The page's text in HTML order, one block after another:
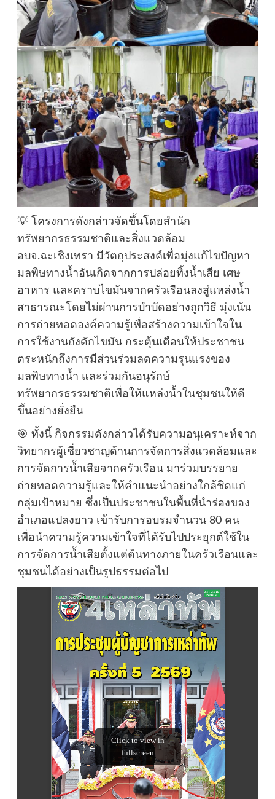
💡 โครงการดังกล่าวจัดขึ้นโดยสำนัก
ทรัพยากรธรรมชาติและสิ่งแวดล้อม
อบจ.ฉะเชิงเทรา มีวัตถุประสงค์เพื่อมุ่งแก้ไขปัญหา
มลพิษทางน้ำอันเกิดจากการปล่อยทิ้งน้ำเสีย เศษ
อาหาร และคราบไขมันจากครัวเรือนลงสู่แหล่งน้ำ
สาธารณะโดยไม่ผ่านการบำบัดอย่างถูกวิธี มุ่งเน้น
การถ่ายทอดองค์ความรู้เพื่อสร้างความเข้าใจใน
การใช้งานถังดักไขมัน กระตุ้นเตือนให้ประชาชน
ตระหนักถึงการมีส่วนร่วมลดความรุนแรงของ
มลพิษทางน้ำ และร่วมกันอนุรักษ์
ทรัพยากรธรรมชาติเพื่อให้แหล่งน้ำในชุมชนให้ดี
ขึ้นอย่างยั่งยืน
🎯 ทั้งนี้ กิจกรรมดังกล่าวได้รับความอนุเคราะห์จาก
วิทยากรผู้เชี่ยวชาญด้านการจัดการสิ่งแวดล้อมและ
การจัดการน้ำเสียจากครัวเรือน มาร่วมบรรยาย
ถ่ายทอดความรู้และให้คำแนะนำอย่างใกล้ชิดแก่
กลุ่มเป้าหมาย ซึ่งเป็นประชาชนในพื้นที่นำร่องของ
อำเภอแปลงยาว เข้ารับการอบรมจำนวน 80 คน
เพื่อนำความรู้ความเข้าใจที่ได้รับไปประยุกต์ใช้ใน
การจัดการน้ำเสียตั้งแต่ต้นทางภายในครัวเรือนและ
ชุมชนได้อย่างเป็นรูปธรรมต่อไป